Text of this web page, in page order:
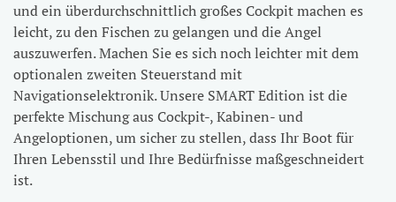
und ein überdurchschnittlich großes Cockpit machen es
leicht, zu den Fischen zu gelangen und die Angel
auszuwerfen. Machen Sie es sich noch leichter mit dem
optionalen zweiten Steuerstand mit
Navigationselektronik. Unsere SMART Edition ist die
perfekte Mischung aus Cockpit-, Kabinen- und
Angeloptionen, um sicher zu stellen, dass Ihr Boot für
Ihren Lebensstil und Ihre Bedürfnisse maßgeschneidert
ist.